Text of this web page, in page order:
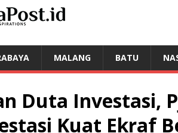
MALANG BATU
Duta Investasi,
Kuat Ekraf